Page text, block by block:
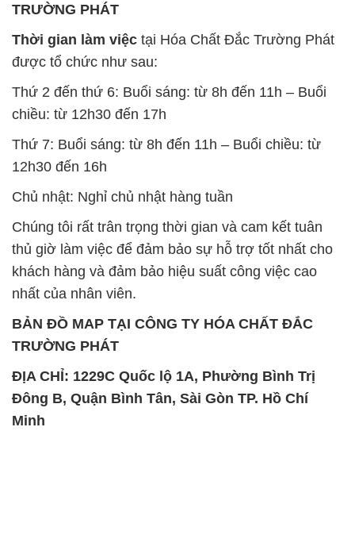
TRƯỜNG PHÁT
Thời gian làm việc tại Hóa Chất Đắc Trường Phát
được tổ chức như sau:
Thứ 2 đến thứ 6: Buổi sáng: từ 8h đến 11h – Buổi
chiều: từ 12h30 đến 17h
Thứ 7: Buổi sáng: từ 8h đến 11h – Buổi chiều: từ
12h30 đến 16h
Chủ nhật: Nghỉ chủ nhật hàng tuần
Chúng tôi rất trân trọng thời gian và cam kết tuân
thủ giờ làm việc để đảm bảo sự hỗ trợ tốt nhất cho
khách hàng và đảm bảo hiệu suất công việc cao
nhất của nhân viên.
BẢN ĐỒ MAP TẠI CÔNG TY HÓA CHẤT ĐẮC
TRƯỜNG PHÁT
ĐỊA CHỈ: 1229C Quốc lộ 1A, Phường Bình Trị
Đông B, Quận Bình Tân, Sài Gòn TP. Hồ Chí
Minh